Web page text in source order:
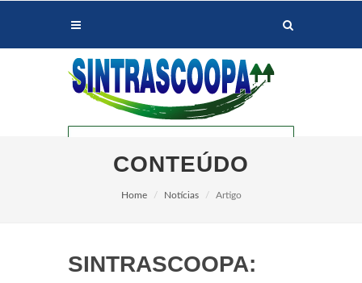
PALOTINA
CONTEÚDO
Home Notícias Artigo
SINTRASCOOPA: